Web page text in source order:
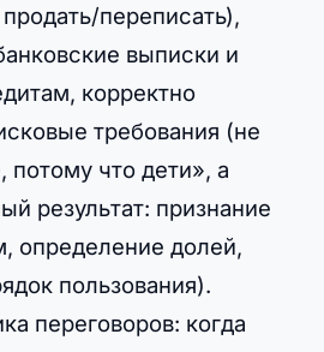
переписать),
выписки и
корректно
требования (не
потому что дети», а
результат: признание
определение долей,
пользования).
переговоров: когда